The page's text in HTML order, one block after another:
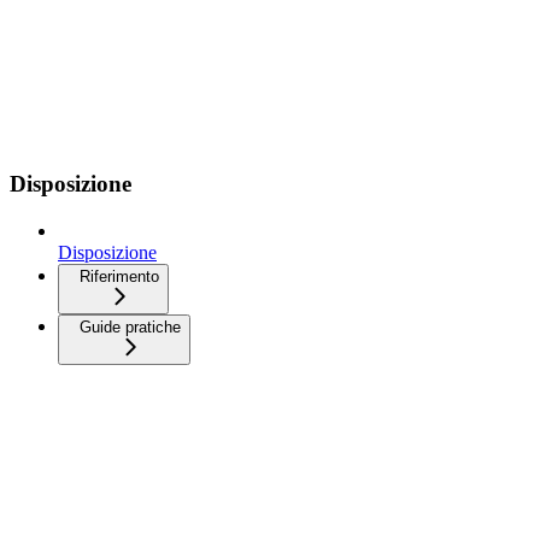
Disposizione
Disposizione
Riferimento
Guide pratiche